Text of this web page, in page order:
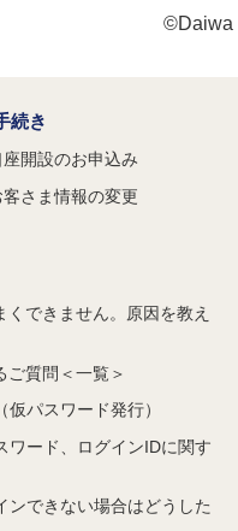
©Daiwa
続き
座開設のお申込み
客さま情報の変更
できません。原因を教え
ご質問＜一覧＞
パスワード発行）
ワード、ログインIDに関す
ンできない場合はどうした